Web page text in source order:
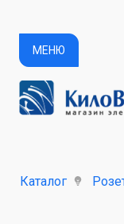
МЕНЮ
Каталог